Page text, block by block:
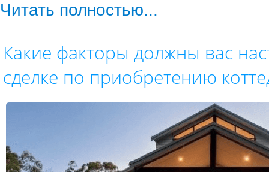
Читать полностью...
Какие факторы должны вас
сделке по приобретению